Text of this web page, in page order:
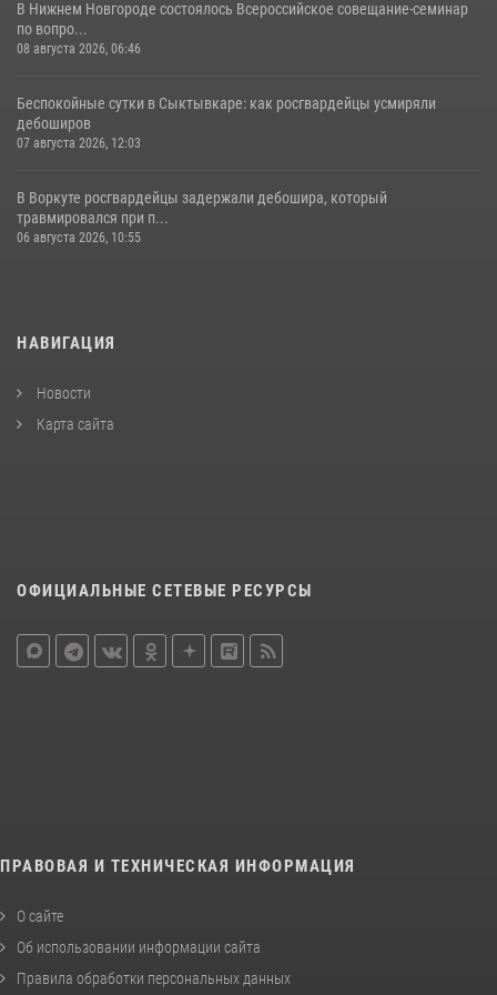
В Нижнем Новгороде состоялось Всероссийское совещание-семинар
по вопро...
08 августа 2026, 06:46
Беспокойные сутки в Сыктывкаре: как росгвардейцы усмиряли
дебоширов
07 августа 2026, 12:03
В Воркуте росгвардейцы задержали дебошира, который
травмировался при п...
06 августа 2026, 10:55
НАВИГАЦИЯ
Новости
Карта сайта
ОФИЦИАЛЬНЫЕ СЕТЕВЫЕ РЕСУРСЫ
ПРАВОВАЯ И ТЕХНИЧЕСКАЯ ИНФОРМАЦИЯ
О сайте
Об использовании информации сайта
Правила обработки персональных данных